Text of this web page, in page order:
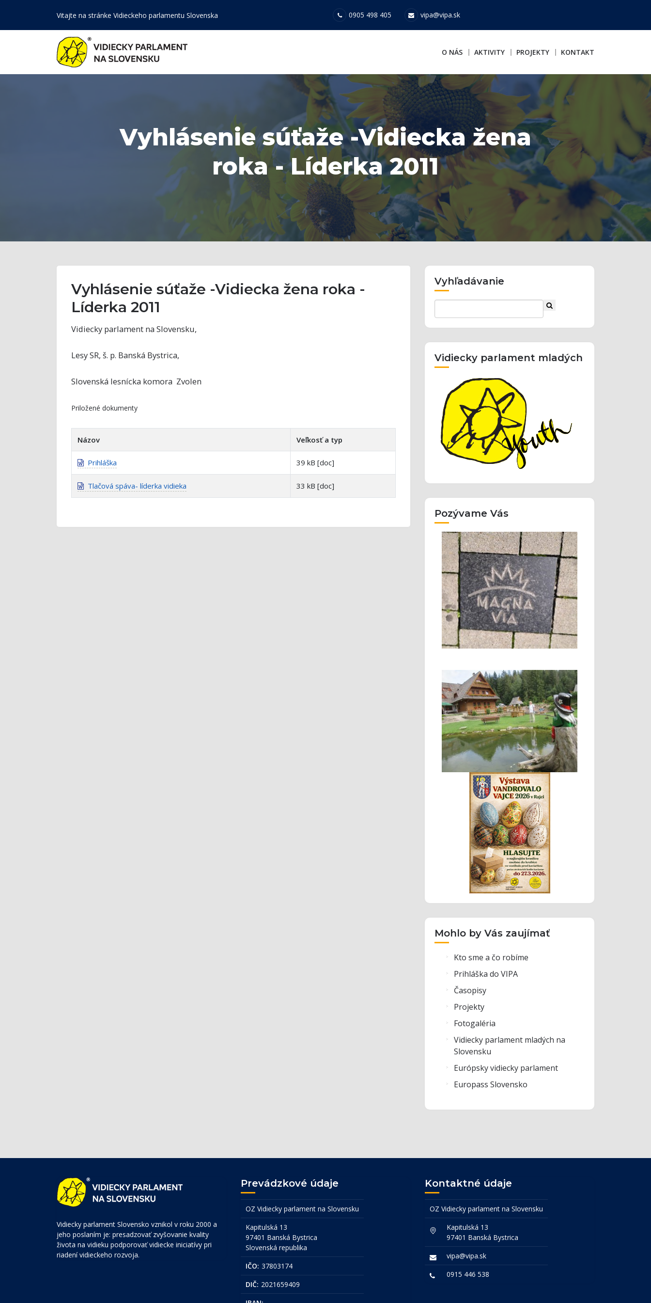
Vitajte na stránke Vidieckeho parlamentu Slovenska 0905 498 405 vipa@vipa.sk
O NÁS AKTIVITY PROJEKTY KONTAKT
Vyhlásenie súťaže -Vidiecka žena
roka - Líderka 2011
Vyhlásenie súťaže -Vidiecka žena roka -
Líderka 2011
Vidiecky parlament na Slovensku,
Lesy SR, š. p. Banská Bystrica,
Slovenská lesnícka komora Zvolen
Priložené dokumenty
Názov Veľkosť a typ
Prihláška 39 kB [doc]
Tlačová spáva- líderka vidieka 33 kB [doc]
Vyhľadávanie
Vidiecky parlament mladých
Pozývame Vás
Mohlo by Vás zaujímať
Kto sme a čo robíme
Prihláška do VIPA
Časopisy
Projekty
Fotogaléria
Vidiecky parlament mladých na
Slovensku
Európsky vidiecky parlament
Europass Slovensko
Vidiecky parlament Slovensko vznikol v roku 2000 a
jeho poslaním je: presadzovať zvyšovanie kvality
života na vidieku podporovať vidiecke iniciatívy pri
riadení vidieckeho rozvoja.
Prevádzkové údaje
OZ Vidiecky parlament na Slovensku
Kapitulská 13
97401 Banská Bystrica
Slovenská republika
IČO: 37803174
DIČ: 2021659409
Kontaktné údaje
OZ Vidiecky parlament na Slovensku
Kapitulská 13
97401 Banská Bystrica
vipa@vipa.sk
0915 446 538